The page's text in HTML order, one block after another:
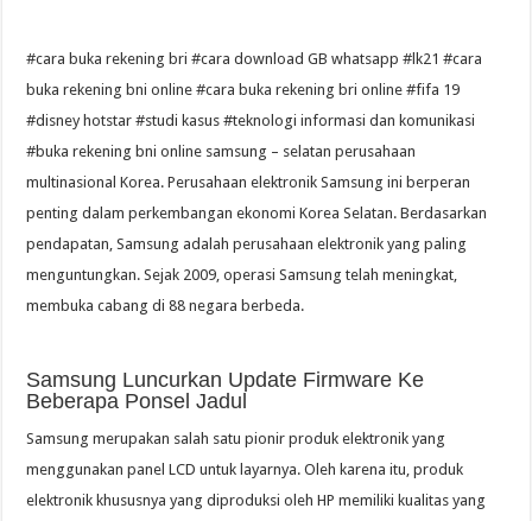
#cara buka rekening bri #cara download GB whatsapp #lk21 #cara
buka rekening bni online #cara buka rekening bri online #fifa 19
#disney hotstar #studi kasus #teknologi informasi dan komunikasi
#buka rekening bni online samsung – selatan perusahaan
multinasional Korea. Perusahaan elektronik Samsung ini berperan
penting dalam perkembangan ekonomi Korea Selatan. Berdasarkan
pendapatan, Samsung adalah perusahaan elektronik yang paling
menguntungkan. Sejak 2009, operasi Samsung telah meningkat,
membuka cabang di 88 negara berbeda.
Samsung Luncurkan Update Firmware Ke
Beberapa Ponsel Jadul
Samsung merupakan salah satu pionir produk elektronik yang
menggunakan panel LCD untuk layarnya. Oleh karena itu, produk
elektronik khususnya yang diproduksi oleh HP memiliki kualitas yang